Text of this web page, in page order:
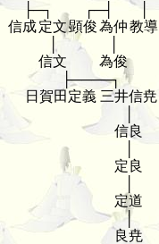
├─┐
┌─┤
信成定文顕俊為仲教導
信文
為俊
├────┐
日賀田定義 三井信尭
信良
定良
定道
│
良尭